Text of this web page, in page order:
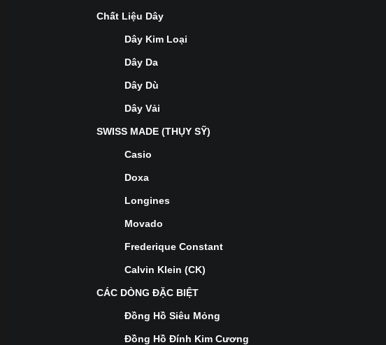
Chất Liệu Dây
Dây Kim Loại
Dây Da
Dây Dù
Dây Vải
SWISS MADE (THỤY SỸ)
Casio
Doxa
Longines
Movado
Frederique Constant
Calvin Klein (CK)
CÁC DÒNG ĐẶC BIỆT
Đồng Hồ Siêu Mỏng
Đồng Hồ Đính Kim Cương